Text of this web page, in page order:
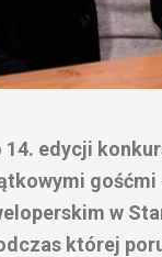
edycji
w
której